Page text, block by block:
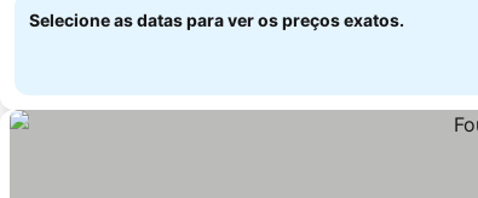
Selecione as datas para ver os preços exatos.